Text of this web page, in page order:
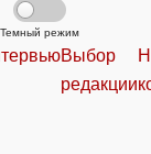
Темный режим
Выбор
редакции